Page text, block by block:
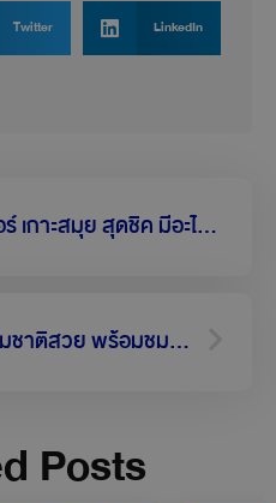
Twitter LinkedIn
9 กิจกรรมหลังดินเนอร์ เกาะสมุย สุดชิค มีอะไรให้ทำบ้าง?
8 ที่เที่ยวแม่ฮ่องสอน ธรรมชาติสวย พร้อมชมทะเลหมอกสุดตระการตา | บางกอกแอร์เวย์ส
Posts